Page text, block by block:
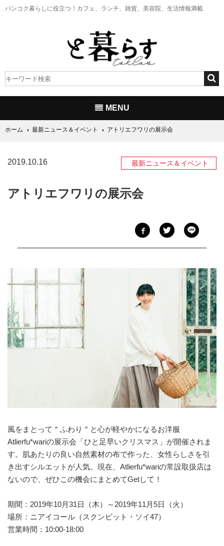
バンコク暮らしに役立つ！ カフェ、ランチ、雑貨、美容院、生活情報満載
MENU
ホーム 最新ニュース＆イベント アトリエフワリの展示会
2019.10.16 最新ニュース＆イベント
アトリエフワリの展示会
風をまとって＂ふわり＂と心が軽やかになるお洋服
Atlierfu*wariの展示会「ひと足早いクリスマス」が開催されま
す。肌あたりの良い自然素材の布で作った、女性らしさを引
き出すシルエットが人気。現在、Atlierfu*wariの常設取扱店は
ないので、ぜひこの機会にまとめてGetして！
期間：2019年10月31日（木）～2019年11月5日（火）
場所：ニアイコール（スクンビット・ソイ47）
営業時間：10:00-18:00